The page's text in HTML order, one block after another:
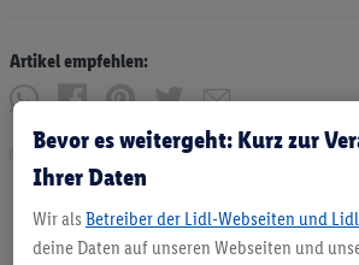
Artikel empfehlen:
Bevor es weitergeht: Kurz zur
Ihrer Daten
Wir als Betreiber der Lidl-Webseiten und
deine Daten auf unseren Webseiten und